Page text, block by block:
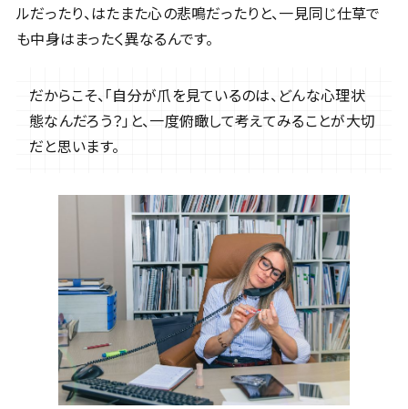
ルだったり、はたまた心の悲鳴だったりと、一見同じ仕草で
も中身はまったく異なるんです。
だからこそ、「自分が爪を見ているのは、どんな心理状
態なんだろう？」と、一度俯瞰して考えてみることが大切
だと思います。